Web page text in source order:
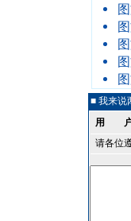
■ 我来说
用 户
请各位